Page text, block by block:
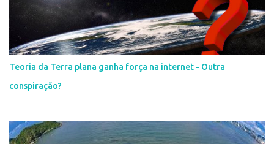
Teoria da Terra plana ganha força na internet - Outra
conspiração?